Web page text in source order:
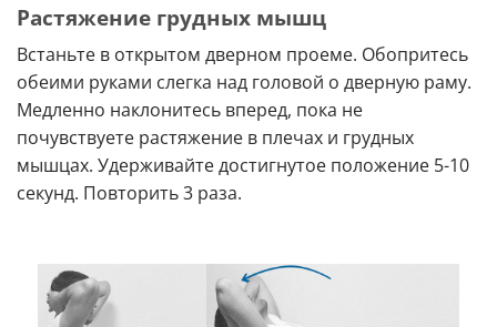
Растяжение грудных мышц
Встаньте в открытом дверном проеме. Обопритесь
обеими руками слегка над головой о дверную раму.
Медленно наклонитесь вперед, пока не
почувствуете растяжение в плечах и грудных
мышцах. Удерживайте достигнутое положение 5-10
секунд. Повторить 3 раза.